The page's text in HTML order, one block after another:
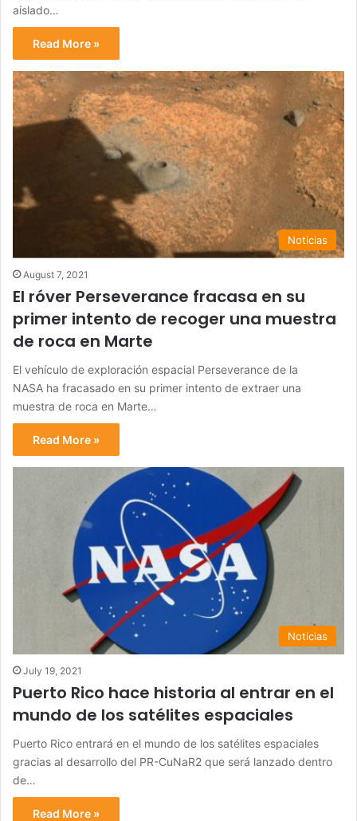
aislado…
Read More »
Noticias
August 7, 2021
El róver Perseverance fracasa en su
primer intento de recoger una muestra
de roca en Marte
El vehículo de exploración espacial Perseverance de la
NASA ha fracasado en su primer intento de extraer una
muestra de roca en Marte…
Read More »
Noticias
July 19, 2021
Puerto Rico hace historia al entrar en el
mundo de los satélites espaciales
Puerto Rico entrará en el mundo de los satélites espaciales
gracias al desarrollo del PR-CuNaR2 que será lanzado dentro
de…
Read More »